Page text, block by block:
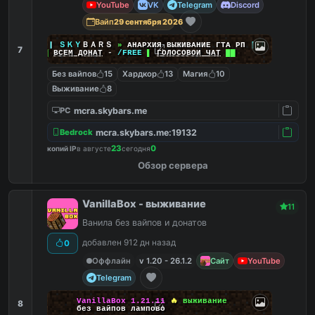
7
YouTube VK Telegram
Discord
Вайп29 сентября 2026
ＳＫＹ ＢＡＲＳ » АНАРХИЯ ВЫЖИВАНИЕ ГТА РП |||
ВСЕМ ДОНАТ- /FREE ▌ГОЛОСОВОЙ ЧАТ
Без вайпов 15 Хардкор 13 Магия
10
Выживание
8
PC mcra.skybars.me
Bedrock mcra.skybars.me:19132
копий IPв августе23сегодня0
Обзор сервера
8
0
VanillaBox - выживание 11
Ванила без вайпов и донатов
добавлен 912 дн назад
Оффлайн
v 1.20 - 26.1.2 Сайт
YouTube
Telegram
VanillaBox 1.21.11 🔥 выживание
без вайпов лампово